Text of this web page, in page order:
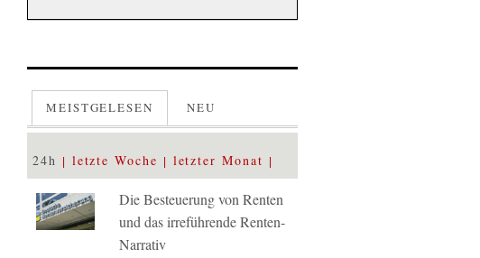
MEISTGELESEN NEU
24h letzte Woche letzter Monat
Die Besteuerung von Renten
und das irreführende Renten-
Narrativ